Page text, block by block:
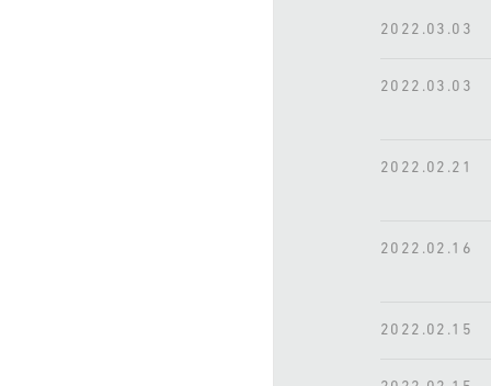
2022.03.03
2022.03.03
2022.02.21
2022.02.16
2022.02.15